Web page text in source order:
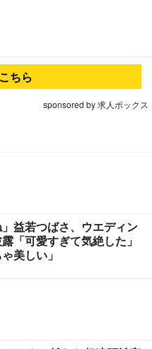
ちら
sponsored by 求人ボックス
」益若つばさ、ウエディン
「可愛すぎて気絶した」
美しい」